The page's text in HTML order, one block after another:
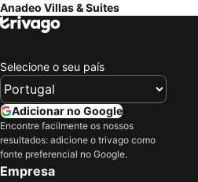
Anadeo Villas & Suites
Selecione o seu país
Adicionar no Google
Encontre facilmente os nossos
resultados: adicione o trivago como
fonte preferencial no Google.
Empresa